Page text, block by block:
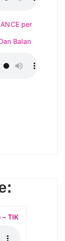
per
Balan
TIK